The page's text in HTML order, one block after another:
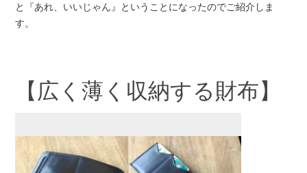
と『あれ、いいじゃん』ということになったのでご紹介しま
す。
【広く薄く収納する財布】